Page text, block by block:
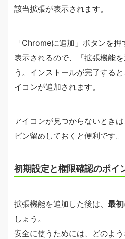
該当拡張が表示されます。
「Chromeに追加」ボタンを
表示されるので、「拡張機能
う。インストールが完了する
イコンが追加されます。
アイコンが見つからないとき
ピン留めしておくと便利です。
初期設定と権限確認のポイ
拡張機能を追加した後は、 最
しょう。
安全に使うためには、どのよ